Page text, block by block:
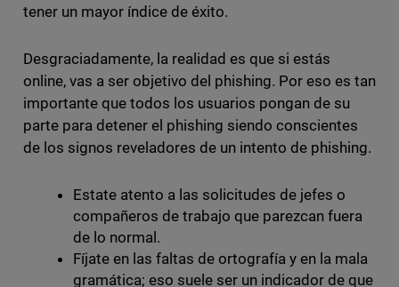
tener un mayor índice de éxito.
Desgraciadamente, la realidad es que si estás
online, vas a ser objetivo del phishing. Por eso es tan
importante que todos los usuarios pongan de su
parte para detener el phishing siendo conscientes
de los signos reveladores de un intento de phishing.
Estate atento a las solicitudes de jefes o
compañeros de trabajo que parezcan fuera
de lo normal.
Fíjate en las faltas de ortografía y en la mala
gramática; eso suele ser un indicador de que